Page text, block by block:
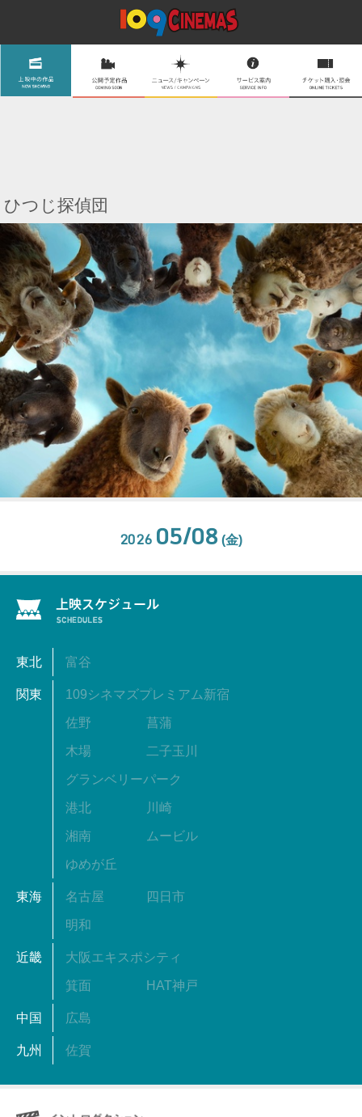
ひつじ探偵団
2026 05/08 (金)
東北 富谷
関東 109シネマズプレミアム新宿
佐野 菖蒲
木場 二子玉川
グランベリーパーク
港北 川崎
湘南 ムービル
ゆめが丘
東海 名古屋 四日市
明和
近畿 大阪エキスポシティ
箕面 HAT神戸
中国 広島
九州 佐賀